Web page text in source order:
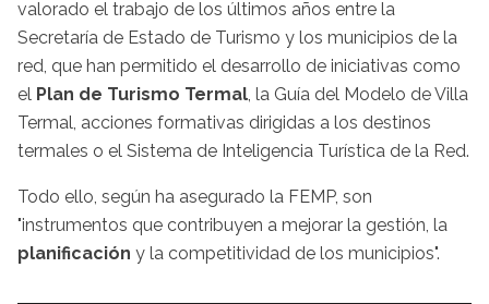
valorado el trabajo de los últimos años entre la
Secretaría de Estado de Turismo y los municipios de la
red, que han permitido el desarrollo de iniciativas como
el Plan de Turismo Termal, la Guía del Modelo de Villa
Termal, acciones formativas dirigidas a los destinos
termales o el Sistema de Inteligencia Turística de la Red.
Todo ello, según ha asegurado la FEMP, son
"instrumentos que contribuyen a mejorar la gestión, la
planificación y la competitividad de los municipios".